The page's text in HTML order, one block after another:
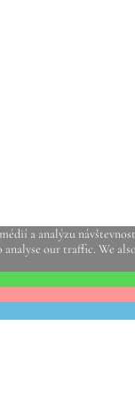
a analýzu
our traffic. We